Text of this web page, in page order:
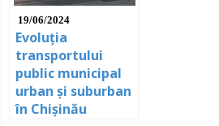
19/06/2024
Evoluția
transportului
public municipal
urban și suburban
în Chișinău